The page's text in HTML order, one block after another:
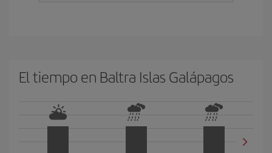
El tiempo en Baltra Islas Galápagos